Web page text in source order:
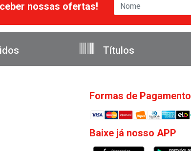
nossas ofertas!
Títulos
Formas de Pagamento
Baixe já nosso APP